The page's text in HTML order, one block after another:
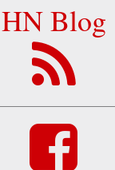
HN Blog